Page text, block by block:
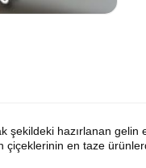
hazırlanan gelin
en taze